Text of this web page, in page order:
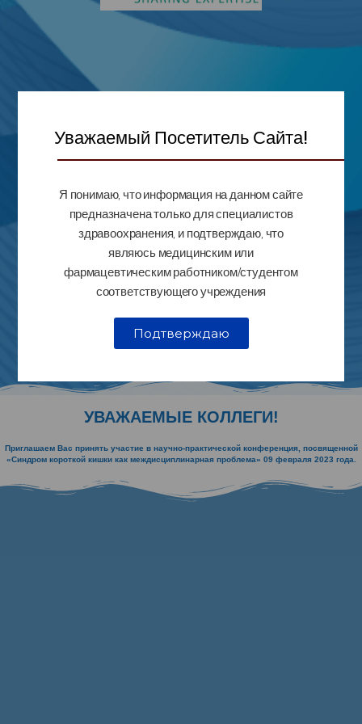
УВАЖАЕМЫЕ КОЛЛЕГИ!
Приглашаем Вас принять участие в научно-практической конференция, посвященной
«Синдром короткой кишки как междисциплинарная проблема» 09 февраля 2023 года.
Уважаемый Посетитель Сайта!
Я понимаю, что информация на данном сайте
предназначена только для специалистов
здравоохранения, и подтверждаю, что
являюсь медицинским или
фармацевтическим работником/студентом
соответствующего учреждения
Подтверждаю